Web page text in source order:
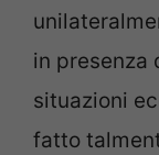
in presenza
situazioni
fatto